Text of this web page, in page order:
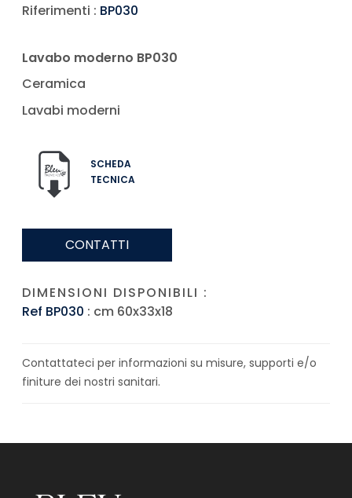
Riferimenti : BP030
Lavabo moderno BP030
Ceramica
Lavabi moderni
SCHEDA
TECNICA
CONTATTI
DIMENSIONI DISPONIBILI :
Ref BP030 : cm 60x33x18
Contattateci per informazioni su misure, supporti e/o
finiture dei nostri sanitari.